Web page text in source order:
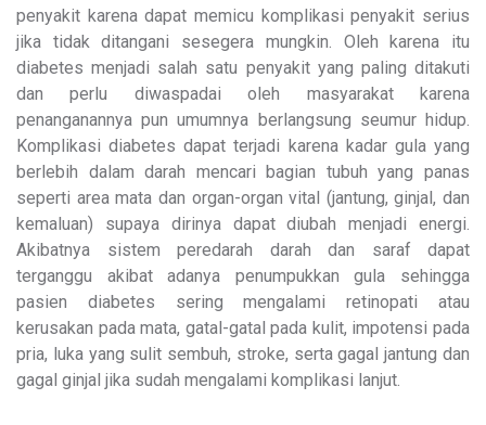
penyakit karena dapat memicu komplikasi penyakit serius
jika tidak ditangani sesegera mungkin. Oleh karena itu
diabetes menjadi salah satu penyakit yang paling ditakuti
dan perlu diwaspadai oleh masyarakat karena
penanganannya pun umumnya berlangsung seumur hidup.
Komplikasi diabetes dapat terjadi karena kadar gula yang
berlebih dalam darah mencari bagian tubuh yang panas
seperti area mata dan organ-organ vital (jantung, ginjal, dan
kemaluan) supaya dirinya dapat diubah menjadi energi.
Akibatnya sistem peredarah darah dan saraf dapat
terganggu akibat adanya penumpukkan gula sehingga
pasien diabetes sering mengalami retinopati atau
kerusakan pada mata, gatal-gatal pada kulit, impotensi pada
pria, luka yang sulit sembuh, stroke, serta gagal jantung dan
gagal ginjal jika sudah mengalami komplikasi lanjut.